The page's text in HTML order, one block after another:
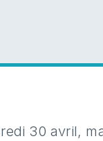
30 avril,